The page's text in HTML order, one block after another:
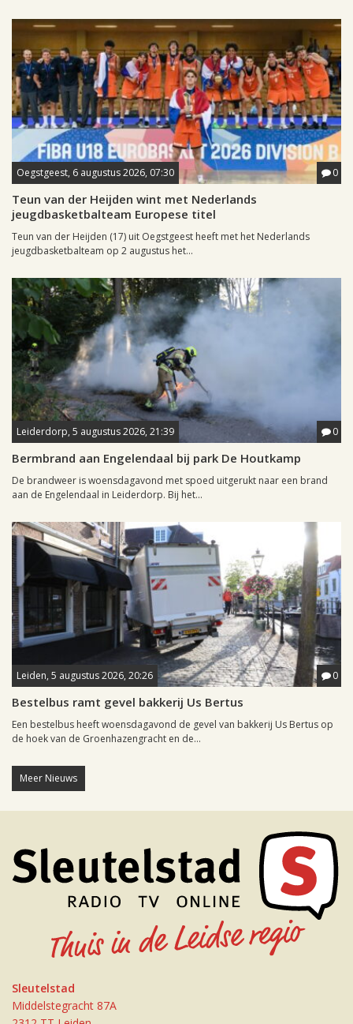
Oegstgeest, 6 augustus 2026, 07:30 0
Teun van der Heijden wint met Nederlands
jeugdbasketbalteam Europese titel
Teun van der Heijden (17) uit Oegstgeest heeft met het Nederlands
jeugdbasketbalteam op 2 augustus het...
Leiderdorp, 5 augustus 2026, 21:39 0
Bermbrand aan Engelendaal bij park De Houtkamp
De brandweer is woensdagavond met spoed uitgerukt naar een brand
aan de Engelendaal in Leiderdorp. Bij het...
Leiden, 5 augustus 2026, 20:26 0
Bestelbus ramt gevel bakkerij Us Bertus
Een bestelbus heeft woensdagavond de gevel van bakkerij Us Bertus op
de hoek van de Groenhazengracht en de...
Meer Nieuws
Sleutelstad
Middelstegracht 87A